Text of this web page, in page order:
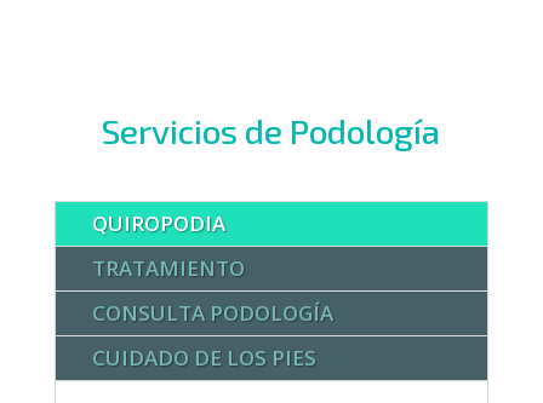
Servicios de Podología
QUIROPODIA
TRATAMIENTO
CONSULTA PODOLOGÍA
CUIDADO DE LOS PIES